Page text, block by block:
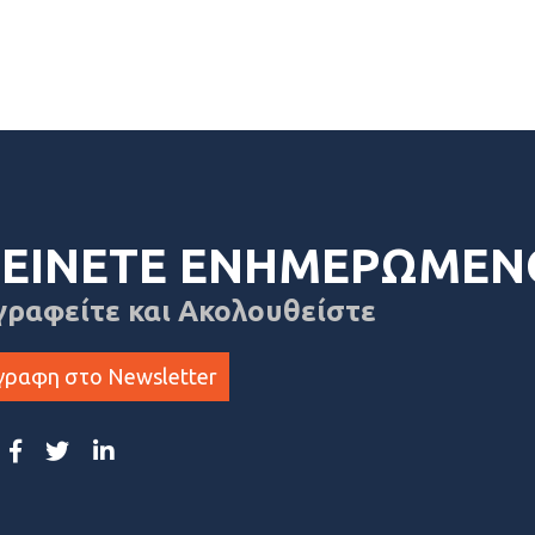
και Ακολουθείστε
στο Newsletter